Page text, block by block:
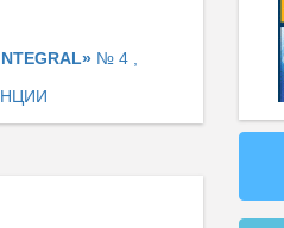
№ 4 ,